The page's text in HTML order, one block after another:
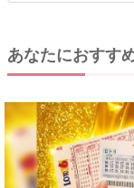
あなたにおすす